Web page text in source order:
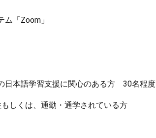
「Zoom」
日本語学習支援に関心のある方 30名程度
しくは、通勤・通学されている方